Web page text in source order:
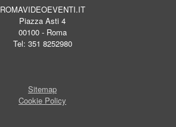
ROMAVIDEOEVENTI.IT
Piazza Asti 4
00100 - Roma
Tel: 351 8252980
Sitemap
Cookie Policy